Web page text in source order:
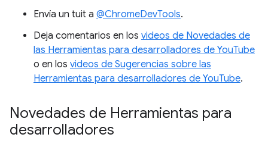
Envía un tuit a @ChromeDevTools.
Deja comentarios en los videos de Novedades de
las Herramientas para desarrolladores de YouTube
o en los videos de Sugerencias sobre las
Herramientas para desarrolladores de YouTube.
Novedades de Herramientas para
desarrolladores